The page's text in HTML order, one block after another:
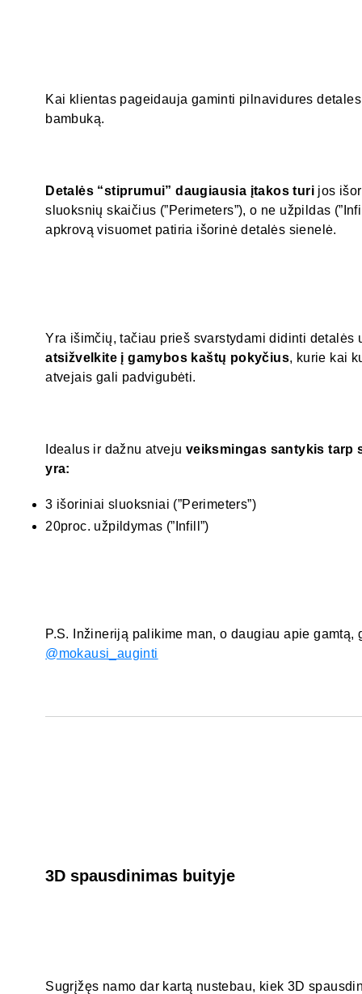
Kai klientas pageidauja gaminti pilnavidures
bambuką.
Detalės “stiprumui” daugiausia įtakos turi jos
sluoksnių skaičius (”Perimeters”), o ne užpildas
apkrovą visuomet patiria išorinė detalės sienelė.
Yra išimčių, tačiau prieš svarstydami didinti detalės
atsižvelkite į gamybos kaštų pokyčius, kurie kai
atvejais gali padvigubėti.
Idealus ir dažnu atveju veiksmingas santykis tarp
yra:
3 išoriniai sluoksniai (”Perimeters”)
20proc. užpildymas (”Infill”)
P.S. Inžineriją palikime man, o daugiau apie gamtą,
@mokausi_auginti
3D spausdinimas buityje
Sugrįžęs namo dar kartą nustebau, kiek 3D